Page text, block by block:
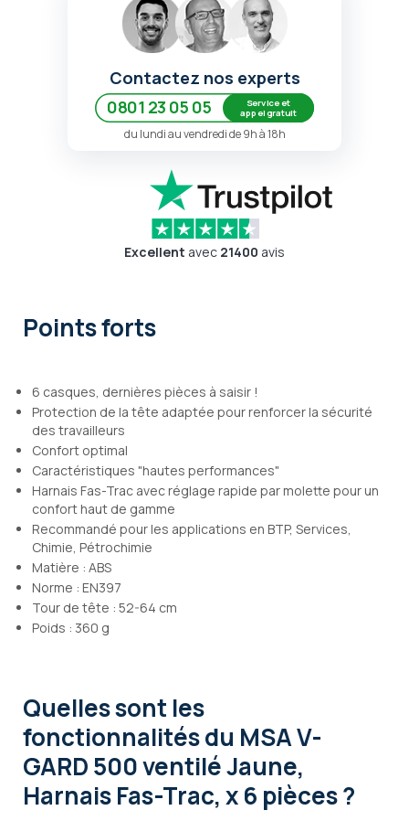
Contactez nos experts
0801 23 05 05
Service et
appel gratuit
du lundi au vendredi de 9h à 18h
Excellent avec 21400 avis
Points forts
6 casques, dernières pièces à saisir !
Protection de la tête adaptée pour renforcer la sécurité
des travailleurs
Confort optimal
Caractéristiques "hautes performances"
Harnais Fas-Trac avec réglage rapide par molette pour un
confort haut de gamme
Recommandé pour les applications en BTP, Services,
Chimie, Pétrochimie
Matière : ABS
Norme : EN397
Tour de tête : 52-64 cm
Poids : 360 g
Quelles sont les
fonctionnalitésdu MSA V-
GARD 500 ventilé Jaune,
Harnais Fas-Trac, x 6 pièces ?